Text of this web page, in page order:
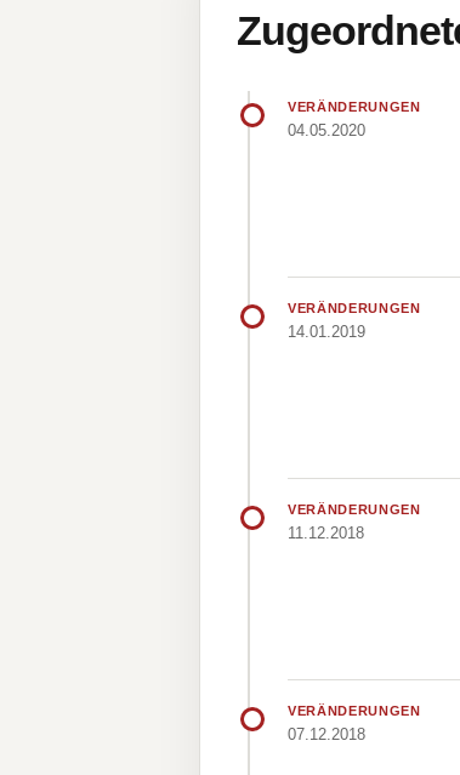
VERÄNDERUNGEN
04.05.2020
VERÄNDERUNGEN
14.01.2019
VERÄNDERUNGEN
11.12.2018
VERÄNDERUNGEN
07.12.2018